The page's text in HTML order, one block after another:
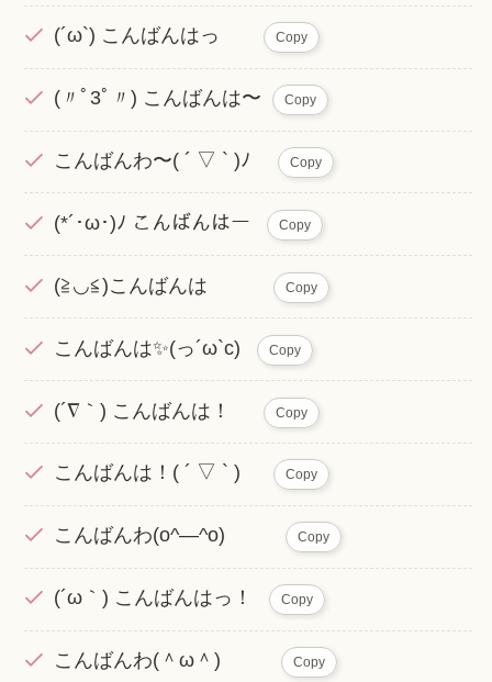
(´ω`) こんばんはっ Copy
(〃ﾟ3ﾟ〃) こんばんは〜 Copy
こんばんわ〜( ´ ▽ ` )ﾉ Copy
(*´･ω･)ﾉ こんばんはー Copy
(≧◡≦)こんばんは Copy
こんばんは✨(っ´ω`c) Copy
(´∇｀) こんばんは！ Copy
こんばんは！( ´ ▽ ` ) Copy
こんばんわ(o^―^o) Copy
(´ω｀) こんばんはっ！ Copy
こんばんわ(＾ω＾) Copy